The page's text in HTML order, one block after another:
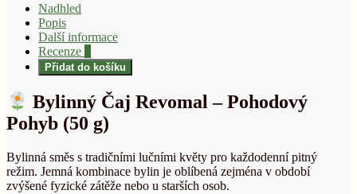
Nadhled
Popis
Další informace
Recenze
Přidat do košíku
Bylinný Čaj Revomal – Pohodový
Pohyb (50 g)
Bylinná směs s tradičními lučními květy pro každodenní pitný
režim. Jemná kombinace bylin je oblíbená zejména v období
zvýšené fyzické zátěže nebo u starších osob.